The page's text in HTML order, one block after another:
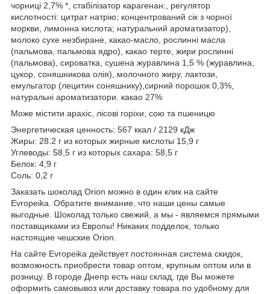
чорниці 2,7% *, стабілізатор карагенан:, регулятор
кислотності: цитрат натрію; концентрований сік з чорної
моркви, лимонна кислота; натуральний ароматизатор),
молоко сухе незбиране, какао-масло, рослинні масла
(пальмова, пальмова ядро), какао терте, жири рослинні
(пальмова), сироватка, сушена журавлина 1,5 % (журавлина,
цукор, соняшникова олія), молочного жиру, лактози,
емульгатор (лецитин соняшнику),сирний порошок 0,3%,
натуральні ароматизатори. какао 27%
Може містити арахіс, лісові горіхи, сою та пшеницю
Энергетическая ценность: 567 ккал / 2129 кДж
Жиры: 28.2 г из которых жирные кислоты 15,9 г
Углеводы: 58,5 г из которых сахара: 58,5 г
Белок: 4,9 г
Соль: 0,2 г
Заказать шоколад Orion можно в один клик на сайте
Evropeika. Обратите внимание, что наши цены самые
выгодные. Шоколад только свежий, а мы - являемся прямыми
поставщиками из Европы! Никаких подделок, только
настоящие чешские Orion.
На сайте Evropeika действует постоянная система скидок,
возможность приобрести товар оптом, крупным оптом или в
розницу. В городе Днепр есть наш склад, где Вы можете
оформить самовывоз или доставку товара по удобному для